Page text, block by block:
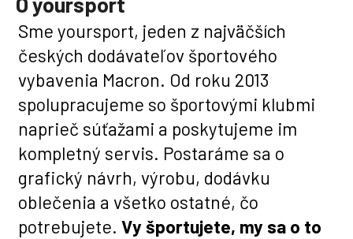
Sme yoursport, jeden z najväčších
českých dodávateľov športového
vybavenia Macron. Od roku 2013
spolupracujeme so športovými klubmi
naprieč súťažami a poskytujeme im
kompletný servis. Postaráme sa o
grafický návrh, výrobu, dodávku
oblečenia a všetko ostatné, čo
potrebujete. Vy športujete, my sa o to
t
e
n
á
j
s
ť
?